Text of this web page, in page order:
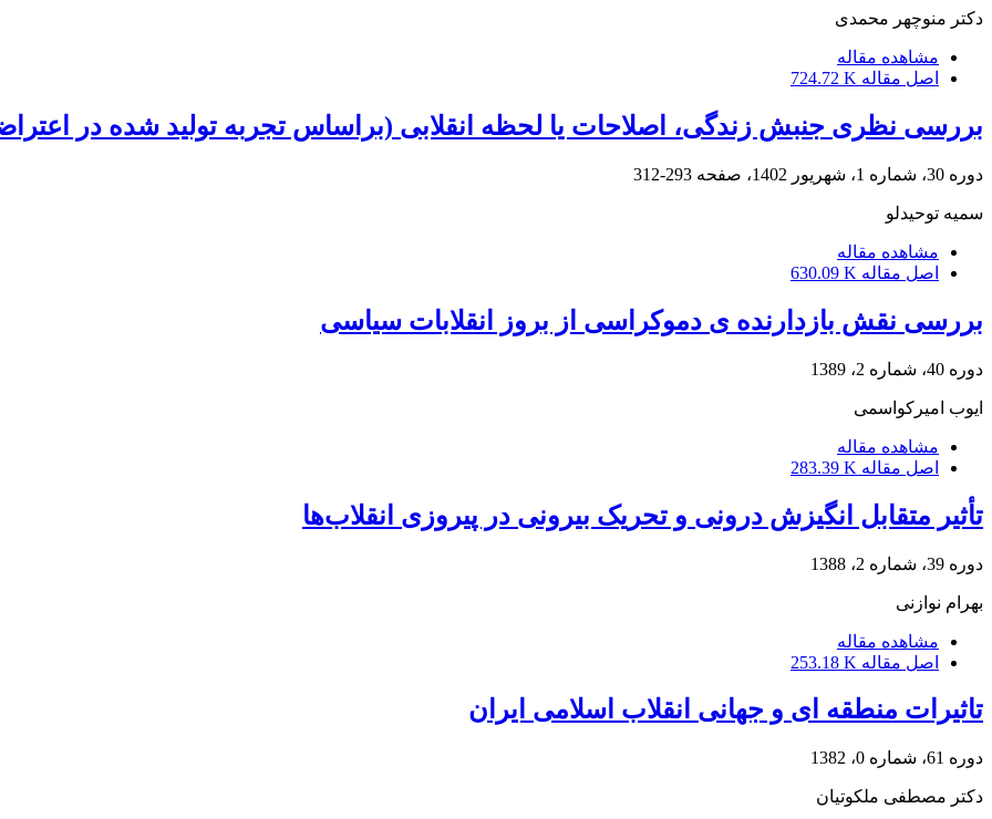
دکتر منوچهر محمدی
مشاهده مقاله
اصل مقاله 724.72 K
بررسی نظری جنبش زندگی، اصلاحات یا لحظه انقلابی (براساس تجربه تولید شده در اعتراضات
دوره 30، شماره 1، شهریور 1402، صفحه 293-312
سمیه توحیدلو
مشاهده مقاله
اصل مقاله 630.09 K
بررسی نقش بازدارنده ی دموکراسی از بروز انقلابات سیاسی
دوره 40، شماره 2، 1389
ایوب امیرکواسمی
مشاهده مقاله
اصل مقاله 283.39 K
تأثیر متقابل انگیزش درونی و تحریک بیرونی در پیروزی انقلاب‌ها
دوره 39، شماره 2، 1388
بهرام نوازنی
مشاهده مقاله
اصل مقاله 253.18 K
تاثیرات منطقه ای و جهانی انقلاب اسلامی ایران
دوره 61، شماره 0، 1382
دکتر مصطفی ملکوتیان